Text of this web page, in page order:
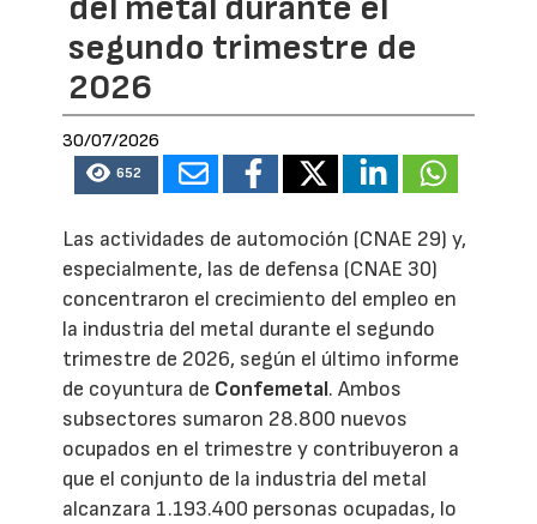
segundo trimestre de
2026
30/07/2026
652
Las actividades de automoción (CNAE 29) y,
especialmente, las de defensa (CNAE 30)
concentraron el crecimiento del empleo en
la industria del metal durante el segundo
trimestre de 2026, según el último informe
de coyuntura de Confemetal. Ambos
subsectores sumaron 28.800 nuevos
ocupados en el trimestre y contribuyeron a
que el conjunto de la industria del metal
alcanzara 1.193.400 personas ocupadas, lo